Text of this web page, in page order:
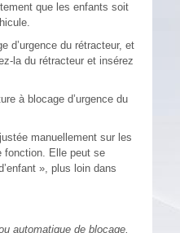
que les enfants soit
d’urgence du rétracteur, et
la du rétracteur et insérez
à blocage d’urgence du
manuellement sur les
fonction. Elle peut se
», plus loin dans
automatique de blocage,